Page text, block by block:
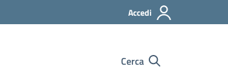
Accedi
Cerca